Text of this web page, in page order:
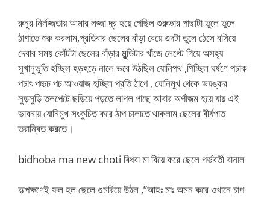
রুনুর নির্লজ্জতায় আমার লজ্জা দূর হয়ে গেছিল গুরুভার পাছাটা তুলে তুলে
ঠাপাতে শুরু করলাম,প্রতিবার ছেলের বাঁড়া বেয়ে গুদটা তুলে ঠেসে বসিয়ে
দেবার সময় কোঁটটা ছেলের বাঁড়ার মুন্ডিটার খাঁজে লেপ্টে গিয়ে অসহ্য
সুখানুভুতি হচ্ছিল হড়হড়ে নালে ভরে উঠছিল যোনিপথ ,পিচ্ছিল ঘর্ষণে পচাক
পচাৎ পচ্চচ পচ আওয়াজ হচ্ছিল প্রতি ঠাপে , যোনিমুখ থেকে ভয়ঙ্কর
সুড়সুড়ি তলপেটে ছড়িয়ে পড়তে লাগল পাছে আবার অর্গাজম হয়ে যায় এই
ভাবনায় যোনিমুখ সংকুচিত করে ঠাপ চালাতে থাকলাম ছেলের বীর্যপাত
তরান্বিত করতে।
bidhoba ma new choti বিধবা মা বিয়ে করে ছেলে গর্ভবতী বানাল
অল্পক্ষণেই ফল হল ছেলে গুমরিয়ে উঠল ,”আহঃ মাঃ অমন করে ওখানে চাপ